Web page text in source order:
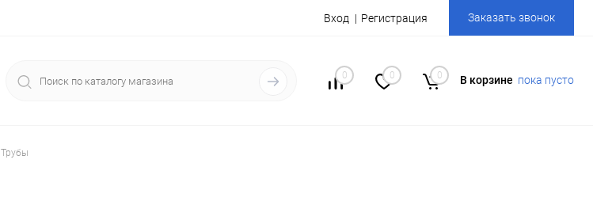
Вход Регистрация Заказать звонок
0 0 0 В корзине пока пусто
Трубы